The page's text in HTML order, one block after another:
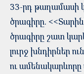
33-րդ թաղամասի
ծրագիրը.
ծրագիրը շատ
լուրջ խնդիրներ
ու